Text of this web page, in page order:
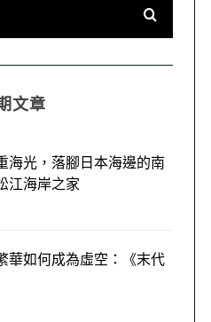
文章
海光，落腳日本海邊的南
江海岸之家
華如何成為虛空：《末代